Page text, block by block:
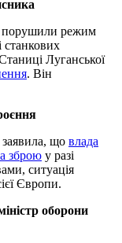
порушили режим
станкових
Луганської
. Він
заявила, що влада
зброю у разі
ситуація
Європи.
оборони